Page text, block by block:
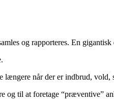
og rapporteres. En
når der er indbrud, vold,
og til at foretage “præventive”